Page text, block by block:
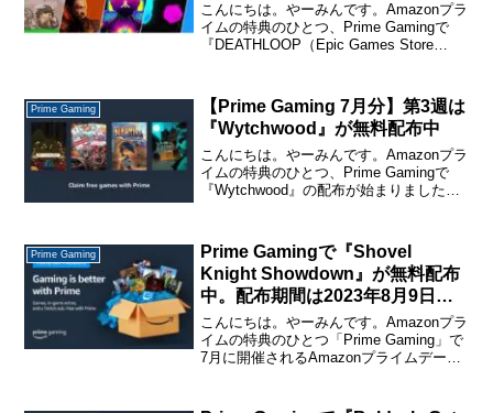
こんにちは。やーみんです。Amazonプラ
イムの特典のひとつ、Prime Gamingで
『DEATHLOOP（Epic Games Store
無料で入手できます...
Prime Gaming
【Prime Gaming 7月分】第3週は
『Wytchwood』が無料配布中
こんにちは。やーみんです。Amazonプラ
イムの特典のひとつ、Prime Gamingで
『Wytchwood』の配布が始まりました。
ゲームの配布ページはこち...
Prime Gaming
Prime Gamingで『Shovel
Knight Showdown』が無料配布
中。配布期間は2023年8月9日ま
で
こんにちは。やーみんです。Amazonプラ
イムの特典のひとつ「Prime Gaming」で
7月に開催されるAmazonプライムデーの